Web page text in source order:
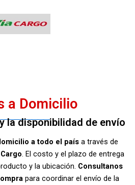
a Domicilio
la disponibilidad de envío
a todo el país a través de
. El costo y el plazo de entrega
y la ubicación. Consultanos
para coordinar el envío de la